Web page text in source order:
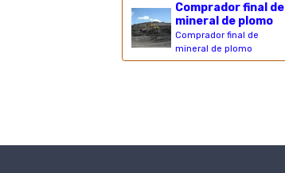
Comprador final de
mineral de plomo
Comprador final de
mineral de plomo